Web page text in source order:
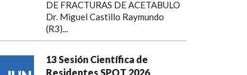
DE FRACTURAS DE ACETABULO
Dr. Miguel Castillo Raymundo
(R3)...
13 Sesión Científica de
Residentes SPOT 2026